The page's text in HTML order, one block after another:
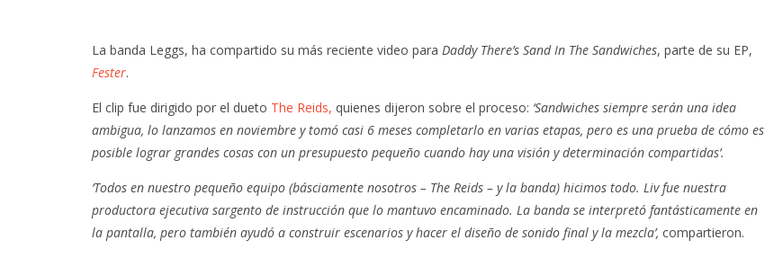
La banda Leggs, ha compartido su más reciente video para Daddy There’s Sand In The Sandwiches, parte de su EP,
Fester.
El clip fue dirigido por el dueto The Reids, quienes dijeron sobre el proceso: ‘Sandwiches siempre serán una idea
ambigua, lo lanzamos en noviembre y tomó casi 6 meses completarlo en varias etapas, pero es una prueba de cómo es
posible lograr grandes cosas con un presupuesto pequeño cuando hay una visión y determinación compartidas’.
‘Todos en nuestro pequeño equipo (básciamente nosotros – The Reids – y la banda) hicimos todo. Liv fue nuestra
productora ejecutiva sargento de instrucción que lo mantuvo encaminado. La banda se interpretó fantásticamente en
la pantalla, pero también ayudó a construir escenarios y hacer el diseño de sonido final y la mezcla’, compartieron.